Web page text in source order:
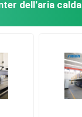
dell'aria calda